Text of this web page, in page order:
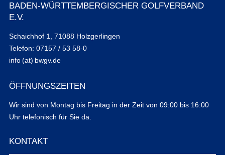
BADEN-WÜRTTEMBERGISCHER GOLFVERBAND
E.V.
Schaichhof 1, 71088 Holzgerlingen
Telefon: 07157 / 53 58-0
info (at) bwgv.de
ÖFFNUNGSZEITEN
Wir sind von Montag bis Freitag in der Zeit von 09:00 bis 16:00
Uhr telefonisch für Sie da.
KONTAKT